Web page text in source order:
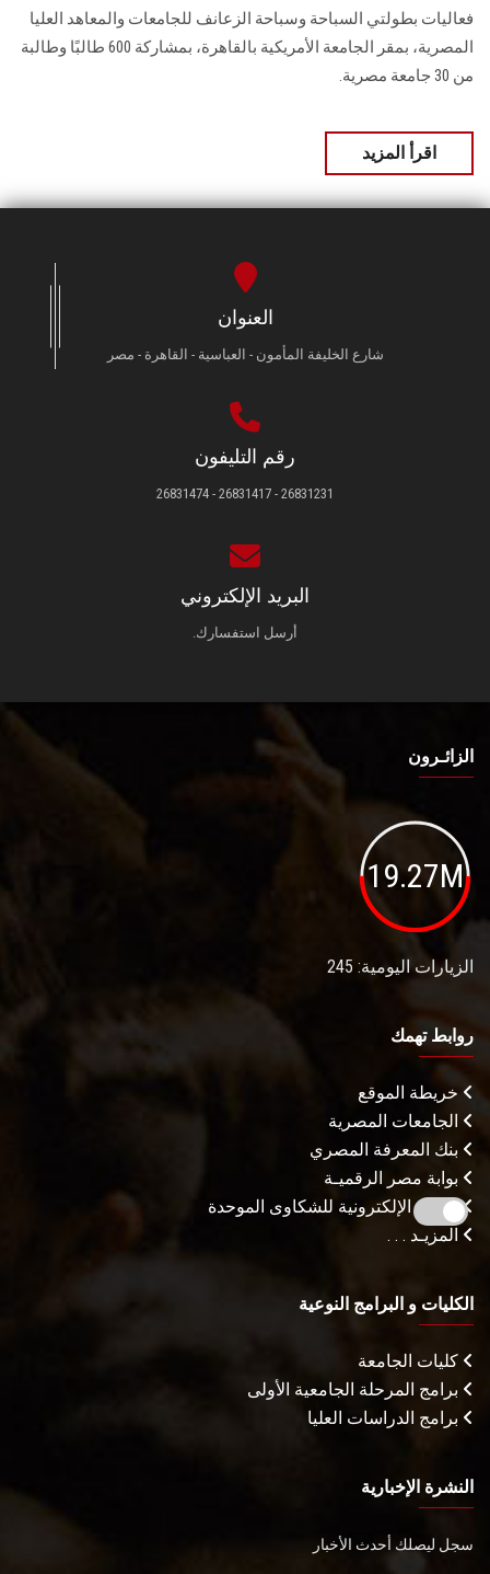
فعاليات بطولتي السباحة وسباحة الزعانف للجامعات والمعاهد العليا
المصرية، بمقر الجامعة الأمريكية بالقاهرة، بمشاركة 600 طالبًا وطالبة
من 30 جامعة مصرية.
اقرأ المزيد
العنوان
شارع الخليفة المأمون - العباسية - القاهرة - مصر
رقم التليفون
26831231 - 26831417 - 26831474
البريد الإلكتروني
أرسل استفسارك.
الزائـرون
19.27M
الزيارات اليومية: 245
روابط تهمك
خريطة الموقع
الجامعات المصرية
بنك المعرفة المصري
بوابة مصر الرقميـة
البوابة الإلكترونية للشكاوى الموحدة
المزيـد . . .
الكليات و البرامج النوعية
كليات الجامعة
برامج المرحلة الجامعية الأولى
برامج الدراسات العليا
النشرة الإخبارية
سجل ليصلك أحدث الأخبار